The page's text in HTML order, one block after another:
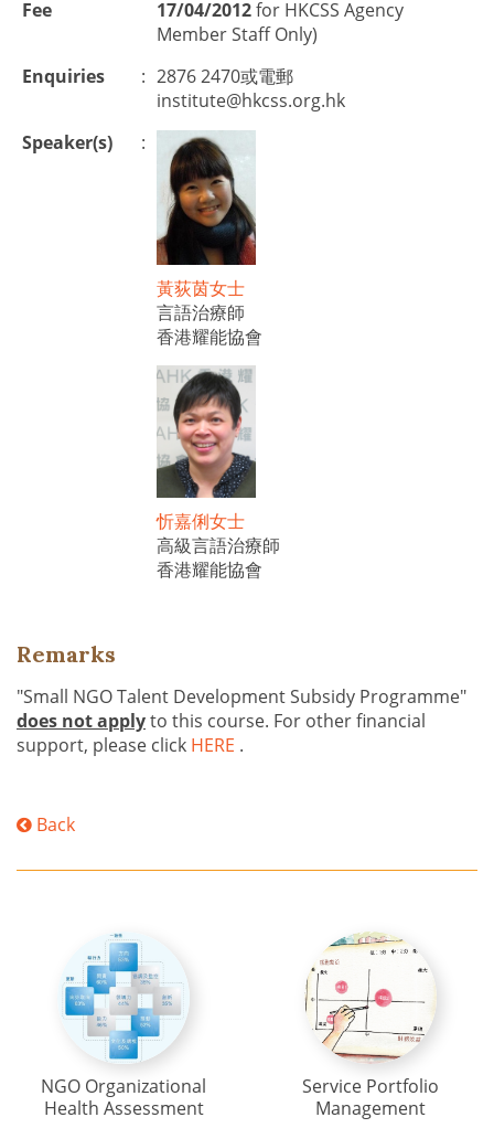
Fee 17/04/2012for HKCSS Agency
Member Staff Only)
Enquiries
: 2876 2470或電郵
institute@hkcss.org.hk
Speaker(s)
:
黃荻茵女士
言語治療師
香港耀能協會
忻嘉俐女士
高級言語治療師
香港耀能協會
Remarks
"Small NGO Talent Development Subsidy Programme"
does not applyto this course. For other financial
support, please click HERE .
Back
NGO Organizational
Health Assessment
Service Portfolio
Management